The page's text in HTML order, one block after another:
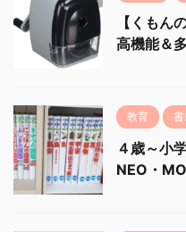
【くもん
高機能＆
教育
４歳～小
NEO・